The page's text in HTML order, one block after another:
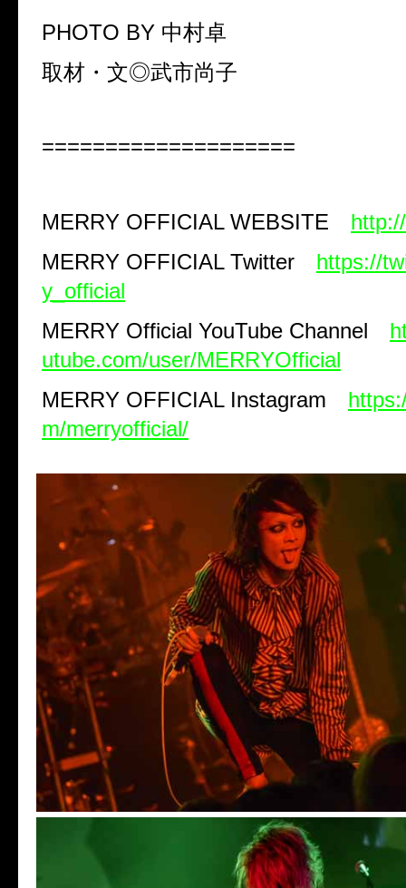
PHOTO BY 中村卓
取材・文◎武市尚子
====================
MERRY OFFICIAL WEBSITE
MERRY OFFICIAL Twitter
https://
y_official
MERRY Official YouTube Channel
utube.com/user/MERRYOfficial
MERRY OFFICIAL Instagram
m/merryofficial/